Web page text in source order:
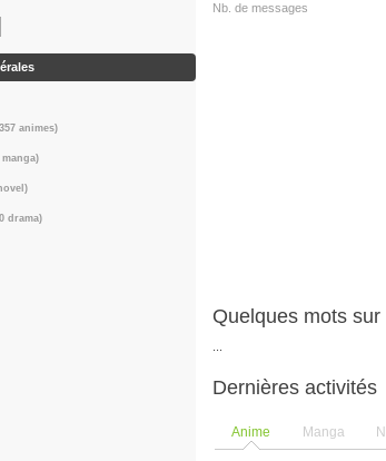
animes)
manga)
drama)
Nb. de messages
Quelques mots
Dernières activités
Anime Manga